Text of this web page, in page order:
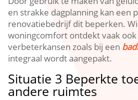
en strakke dagplanning kan een
renovatiebedrijf dit beperken.​
woningcomfort ontdekt vaak
verbeterkansen zoals bij een
integraal wordt aangepakt.​
Situatie 3 Beperkte
andere ruimtes